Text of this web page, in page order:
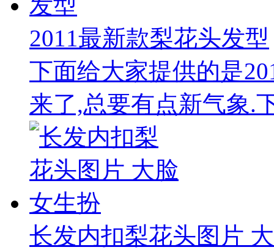
2011最新款梨花头发型
下面给大家提供的是
来了,总要有点新气象.
长发内扣梨花头图片